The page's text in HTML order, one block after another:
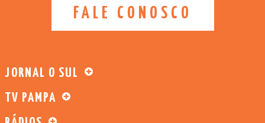
FALE CONOSCO
JORNAL O SUL
TV PAMPA